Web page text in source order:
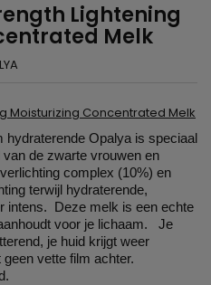
Lightening
Melk
Moisturizing Concentrated Melk
Opalya is speciaal
de zwarte vrouwen en
complex (10%) en
terwijl hydraterende,
intens. Deze melk is een echte
voor je lichaam. Je
je huid krijgt weer
vette film achter.